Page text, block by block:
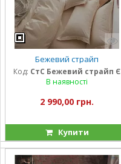
Бежевий страйп
Код: СтС Бежевий страйп Є
В наявності
2 990,00 грн.
Купити